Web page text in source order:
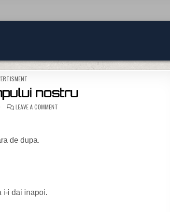
nostru
LEAVE A COMMENTON AXIOME ALE TIMPULUI NOSTRU
de dupa.
i-i dai inapoi.